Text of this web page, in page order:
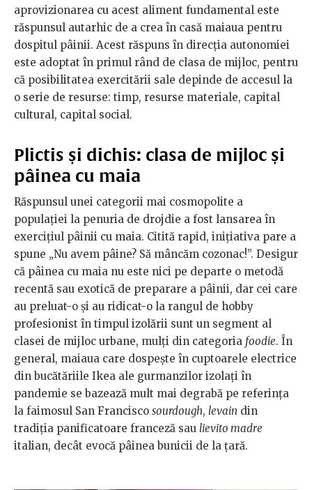
aprovizionarea cu acest aliment fundamental este
răspunsul autarhic de a crea în casă maiaua pentru
dospitul pâinii. Acest răspuns în direcția autonomiei
este adoptat în primul rând de clasa de mijloc, pentru
că posibilitatea exercitării sale depinde de accesul la
o serie de resurse: timp, resurse materiale, capital
cultural, capital social.
Plictis și dichis: clasa de mijloc și
pâinea cu maia
Răspunsul unei categorii mai cosmopolite a
populației la penuria de drojdie a fost lansarea în
exercițiul pâinii cu maia. Citită rapid, inițiativa pare a
spune „Nu avem pâine? Să mâncăm cozonac!”. Desigur
că pâinea cu maia nu este nici pe departe o metodă
recentă sau exotică de preparare a pâinii, dar cei care
au preluat-o și au ridicat-o la rangul de hobby
profesionist în timpul izolării sunt un segment al
clasei de mijloc urbane, mulți din categoria foodie. În
general, maiaua care dospește în cuptoarele electrice
din bucătăriile Ikea ale gurmanzilor izolați în
pandemie se bazează mult mai degrabă pe referința
la faimosul San Francisco sourdough, levain din
tradiția panificatoare franceză sau lievito madre
italian, decât evocă pâinea bunicii de la țară.